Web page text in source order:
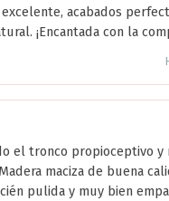
acabados
¡Encantada con la
el tronco propioceptivo y
maciza de buena
pulida y muy bien